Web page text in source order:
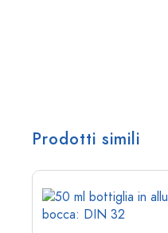
Prodotti simili